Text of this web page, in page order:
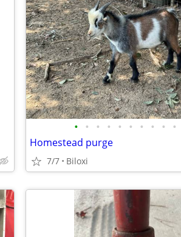
• • • • • • • • • •
Homestead purge
7/7 Biloxi